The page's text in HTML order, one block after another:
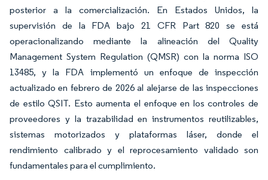
posterior a la comercialización. En Estados Unidos, la
supervisión de la FDA bajo 21 CFR Part 820 se está
operacionalizando mediante la alineación del Quality
Management System Regulation (QMSR) con la norma ISO
13485, y la FDA implementó un enfoque de inspección
actualizado en febrero de 2026 al alejarse de las inspecciones
de estilo QSIT. Esto aumenta el enfoque en los controles de
proveedores y la trazabilidad en instrumentos reutilizables,
sistemas motorizados y plataformas láser, donde el
rendimiento calibrado y el reprocesamiento validado son
fundamentales para el cumplimiento.